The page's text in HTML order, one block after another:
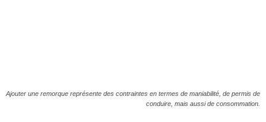
Ajouter une remorque représente des contraintes en termes de maniabilité, de permis de
conduire, mais aussi de consommation.